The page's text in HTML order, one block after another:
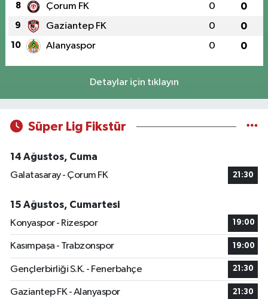
8 Çorum FK 0 0
9 Gaziantep FK 0 0
10 Alanyaspor 0 0
Detaylar için tıklayın
Süper Lig Fikstür
14 Ağustos, Cuma
Galatasaray - Çorum FK
21:30
15 Ağustos, Cumartesi
Konyaspor - Rizespor
19:00
Kasımpaşa - Trabzonspor 19:00
Gençlerbirliği S.K. - Fenerbahçe 21:30
Gaziantep FK - Alanyaspor 21:30